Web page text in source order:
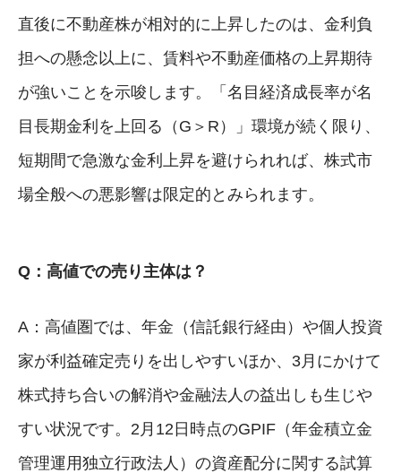
直後に不動産株が相対的に上昇したのは、金利負
担への懸念以上に、賃料や不動産価格の上昇期待
が強いことを示唆します。「名目経済成長率が名
目長期金利を上回る（G＞R）」環境が続く限り、
短期間で急激な金利上昇を避けられれば、株式市
場全般への悪影響は限定的とみられます。
Q：高値での売り主体は？
A：高値圏では、年金（信託銀行経由）や個人投資
家が利益確定売りを出しやすいほか、3月にかけて
株式持ち合いの解消や金融法人の益出しも生じや
すい状況です。2月12日時点のGPIF（年金積立金
管理運用独立行政法人）の資産配分に関する試算